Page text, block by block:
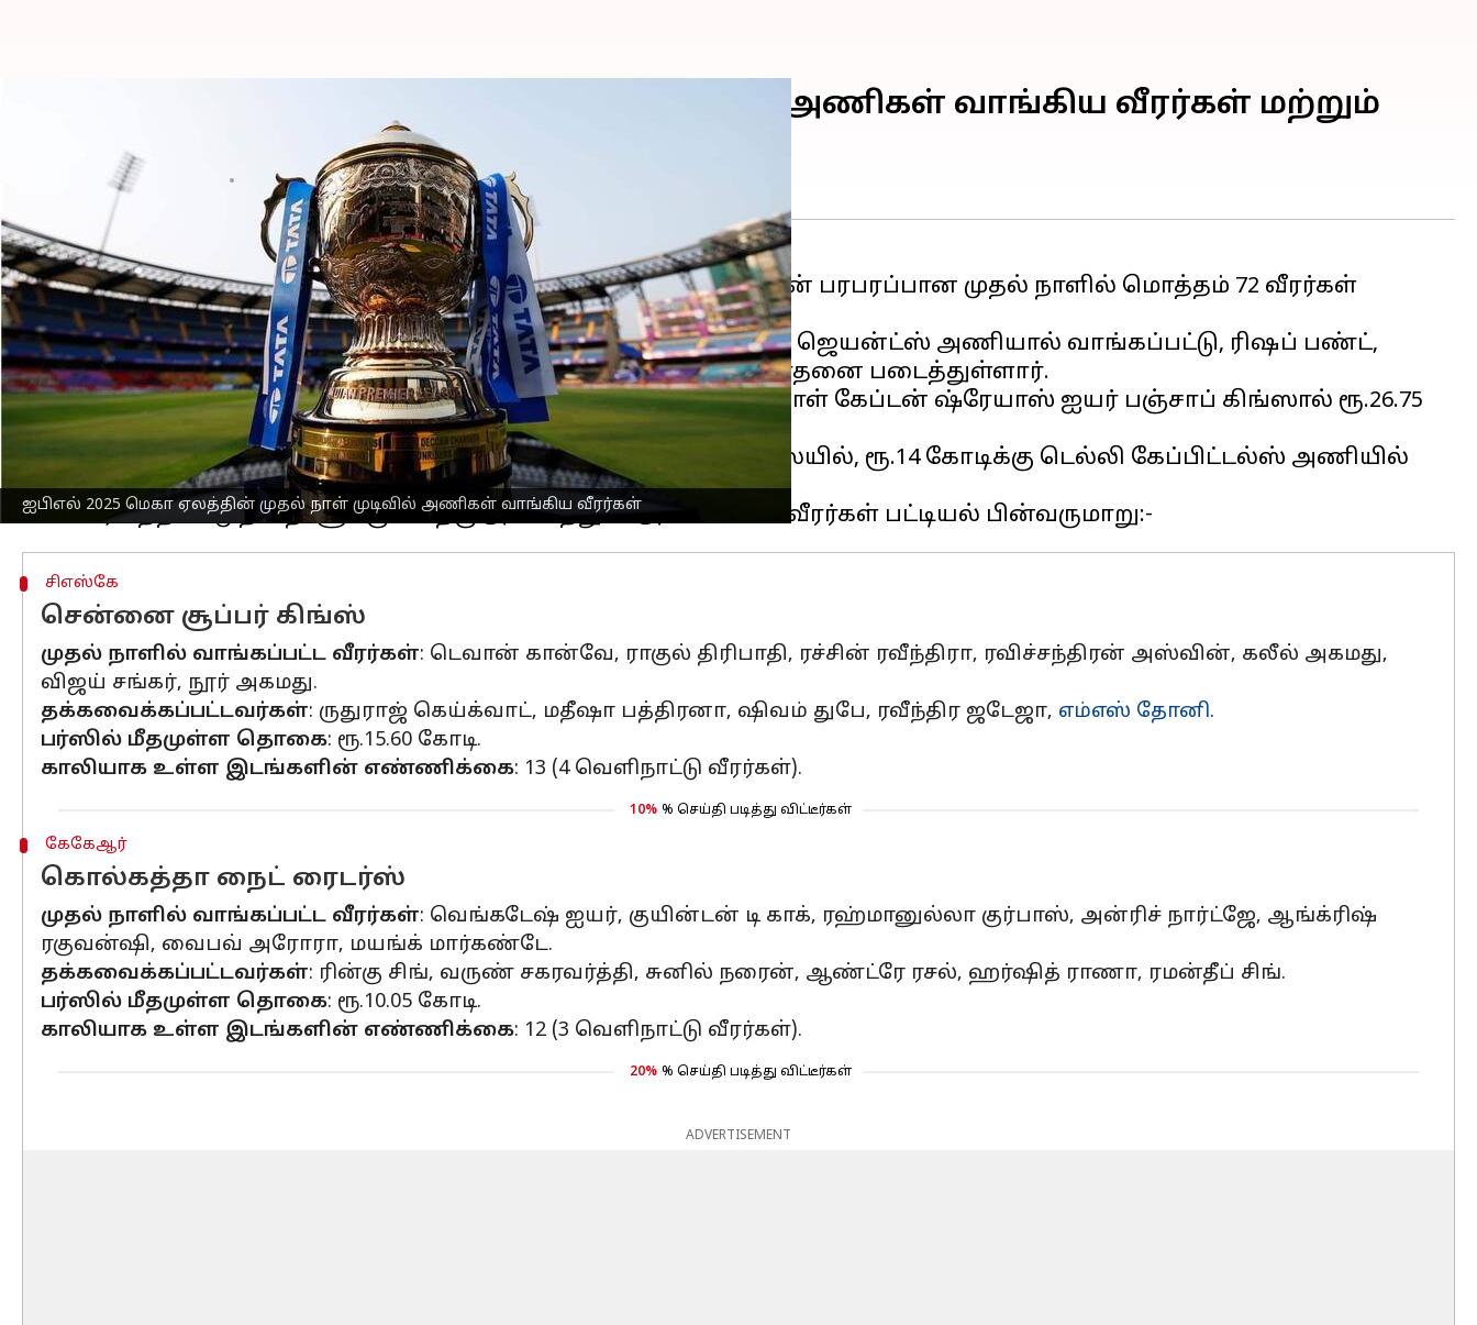
ஐபிஎல் 2025 மெகா ஏலத்தின் முதல் நாள் முடிவில் அணிகள் வாங்கிய வீரர்கள்
ஐபிஎல் 2025 மெகா ஏலம்: முதல் நாள் முடிவில் அணிகள் வாங்கிய வீரர்கள் மற்றும்
பர்ஸில் உள்ள தொகை
Sekar Chinnappan Nov 25, 2024 12:00 pm
செய்தி முன்னோட்டம்
சவுதி அரேபியாவின் ஜெட்டாவில் நடந்த ஐபிஎல் 2025மெகா ஏலத்தின் பரபரப்பான முதல் நாளில் மொத்தம் 72 வீரர்கள்
விற்கப்பட்டனர்.
இதற்கிடையே, முதல் நாள் ஏலத்தில் ரூ.27 கோடிக்கு லக்னோ சூப்பர் ஜெயன்ட்ஸ் அணியால் வாங்கப்பட்டு, ரிஷப் பண்ட்,
ஐபிஎல் ஏல வரலாற்றில் அதிக தொகைக்கு ஏலம் போனவர் என்ற சாதனை படைத்துள்ளார்.
இதேபோல், ஐபிஎல் 2024 பட்டம் வென்ற கேகேஆர் அணியின் முன்னாள் கேப்டன் ஷ்ரேயாஸ் ஐயர் பஞ்சாப் கிங்ஸால் ரூ.26.75
கோடிக்கு ஒப்பந்தம் செய்யப்பட்டார்.
மற்றொரு கேப்டனான கேஎல் ராகுலும் ஏலத்தில் களமிறங்கிய நிலையில், ரூ.14 கோடிக்கு டெல்லி கேப்பிட்டல்ஸ் அணியில்
ஒப்பந்தம் செய்யப்பட்டார்.
சிஎஸ்கே
சென்னை சூப்பர் கிங்ஸ்
முதல் நாளில் வாங்கப்பட்ட வீரர்கள்: டெவான் கான்வே, ராகுல் திரிபாதி, ரச்சின் ரவீந்திரா, ரவிச்சந்திரன் அஸ்வின், கலீல் அகமது,
விஜய் சங்கர், நூர் அகமது.
தக்கவைக்கப்பட்டவர்கள்: ருதுராஜ் கெய்க்வாட், மதீஷா பத்திரனா, ஷிவம் துபே, ரவீந்திர ஜடேஜா, எம்எஸ் தோனி.
பர்ஸில் மீதமுள்ள தொகை: ரூ.15.60 கோடி.
காலியாக உள்ள இடங்களின் எண்ணிக்கை: 13 (4 வெளிநாட்டு வீரர்கள்).
10% % செய்தி படித்து விட்டீர்கள்
கேகேஆர்
கொல்கத்தா நைட் ரைடர்ஸ்
முதல் நாளில் வாங்கப்பட்ட வீரர்கள்: வெங்கடேஷ் ஐயர், குயின்டன் டி காக், ரஹ்மானுல்லா குர்பாஸ், அன்ரிச் நார்ட்ஜே, ஆங்க்ரிஷ்
ரகுவன்ஷி, வைபவ் அரோரா, மயங்க் மார்கண்டே.
தக்கவைக்கப்பட்டவர்கள்: ரின்கு சிங், வருண் சகரவர்த்தி, சுனில் நரைன், ஆண்ட்ரே ரசல், ஹர்ஷித் ராணா, ரமன்தீப் சிங்.
பர்ஸில் மீதமுள்ள தொகை: ரூ.10.05 கோடி.
காலியாக உள்ள இடங்களின் எண்ணிக்கை: 12 (3 வெளிநாட்டு வீரர்கள்).
20% % செய்தி படித்து விட்டீர்கள்
ADVERTISEMENT